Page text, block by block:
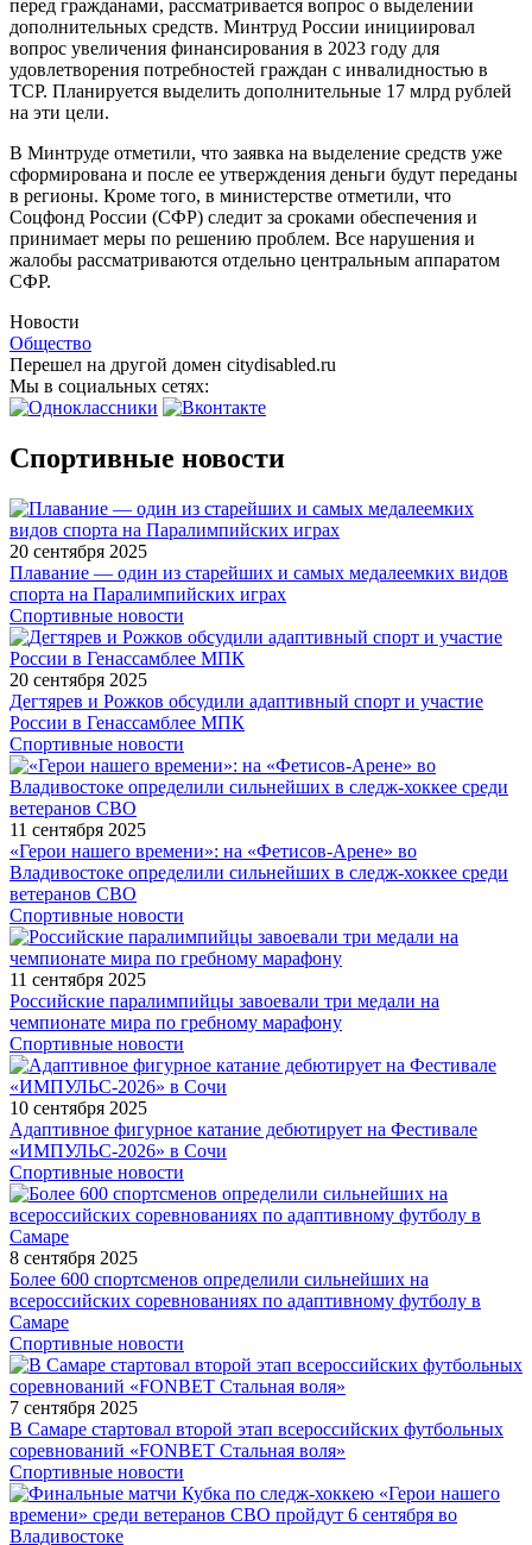
перед гражданами, рассматривается вопрос о выделении
дополнительных средств. Минтруд России инициировал
вопрос увеличения финансирования в 2023 году для
удовлетворения потребностей граждан с инвалидностью в
ТСР. Планируется выделить дополнительные 17 млрд рублей
на эти цели.
В Минтруде отметили, что заявка на выделение средств уже
сформирована и после ее утверждения деньги будут переданы
в регионы. Кроме того, в министерстве отметили, что
Соцфонд России (СФР) следит за сроками обеспечения и
принимает меры по решению проблем. Все нарушения и
жалобы рассматриваются отдельно центральным аппаратом
СФР.
Новости
Общество
Перешел на другой домен citydisabled.ru
Мы в социальных сетях:
Спортивные новости
20 сентября 2025
Плавание — один из старейших и самых медалеемких видов
спорта на Паралимпийских играх
Спортивные новости
20 сентября 2025
Дегтярев и Рожков обсудили адаптивный спорт и участие
России в Генассамблее МПК
Спортивные новости
11 сентября 2025
«Герои нашего времени»: на «Фетисов-Арене» во
Владивостоке определили сильнейших в следж-хоккее среди
ветеранов СВО
Спортивные новости
11 сентября 2025
Российские паралимпийцы завоевали три медали на
чемпионате мира по гребному марафону
Спортивные новости
10 сентября 2025
Адаптивное фигурное катание дебютирует на Фестивале
«ИМПУЛЬС-2026» в Сочи
Спортивные новости
8 сентября 2025
Более 600 спортсменов определили сильнейших на
всероссийских соревнованиях по адаптивному футболу в
Самаре
Спортивные новости
7 сентября 2025
В Самаре стартовал второй этап всероссийских футбольных
соревнований «FONBET Стальная воля»
Спортивные новости